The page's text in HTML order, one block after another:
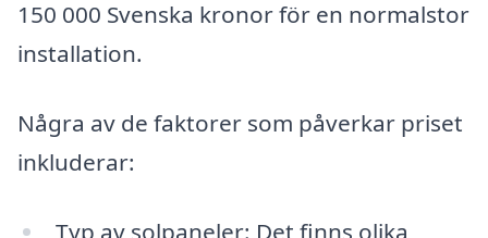
150 000 Svenska kronor för en normalstor
installation.
Några av de faktorer som påverkar priset
inkluderar:
Typ av solpaneler: Det finns olika